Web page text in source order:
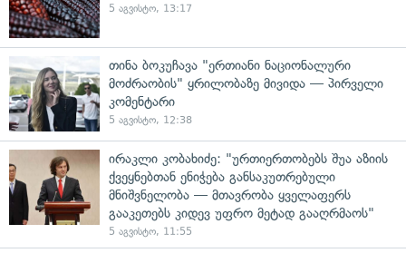
5 აგვისტო, 13:17
თინა ბოკუჩავა "ერთიანი ნაციონალური
მოძრაობის" ყრილობაზე მივიდა — პირველი
კომენტარი
5 აგვისტო, 12:38
ირაკლი კობახიძე: "ურთიერთობებს შუა აზიის
ქვეყნებთან ენიჭება განსაკუთრებული
მნიშვნელობა — მთავრობა ყველაფერს
გააკეთებს კიდევ უფრო მეტად გააღრმაოს"
5 აგვისტო, 11:55